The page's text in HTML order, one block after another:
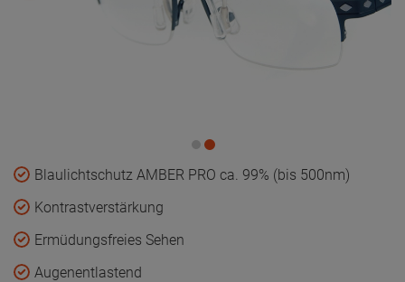
Blaulichtschutz AMBER PRO ca. 99% (bis 500nm)
Kontrastverstärkung
Ermüdungsfreies Sehen
Augenentlastend